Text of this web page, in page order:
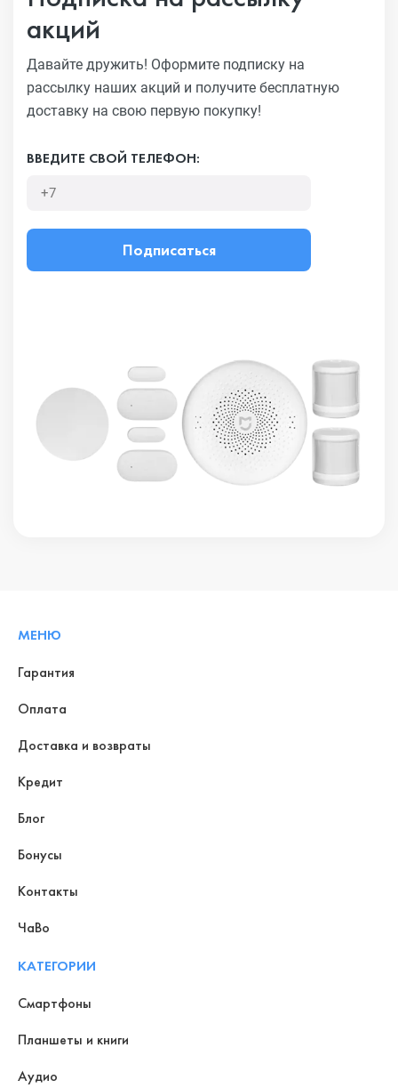
акций
Давайте дружить! Оформите подписку на
рассылку наших акций и получите бесплатную
доставку на свою первую покупку!
ВВЕДИТЕ СВОЙ ТЕЛЕФОН:
Подписаться
МЕНЮ
Гарантия
Оплата
Доставка и возвраты
Кредит
Блог
Бонусы
Контакты
ЧаВо
КАТЕГОРИИ
Смартфоны
Планшеты и книги
Аудио